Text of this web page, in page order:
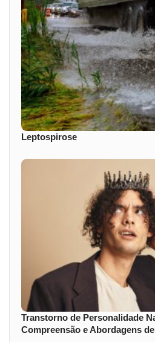
Leptospirose
Transtorno de Personalidade
Compreensão e Abordagens